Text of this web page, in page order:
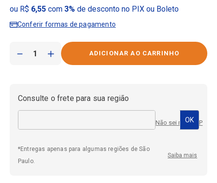
ou R$ 6,55com 3% de desconto no PIX ou Boleto
Conferir formas de pagamento
＋
－
Consulte o frete para sua região
Não sei meu CEP
*Entregas apenas para algumas regiões de São
Paulo.
Saiba mais